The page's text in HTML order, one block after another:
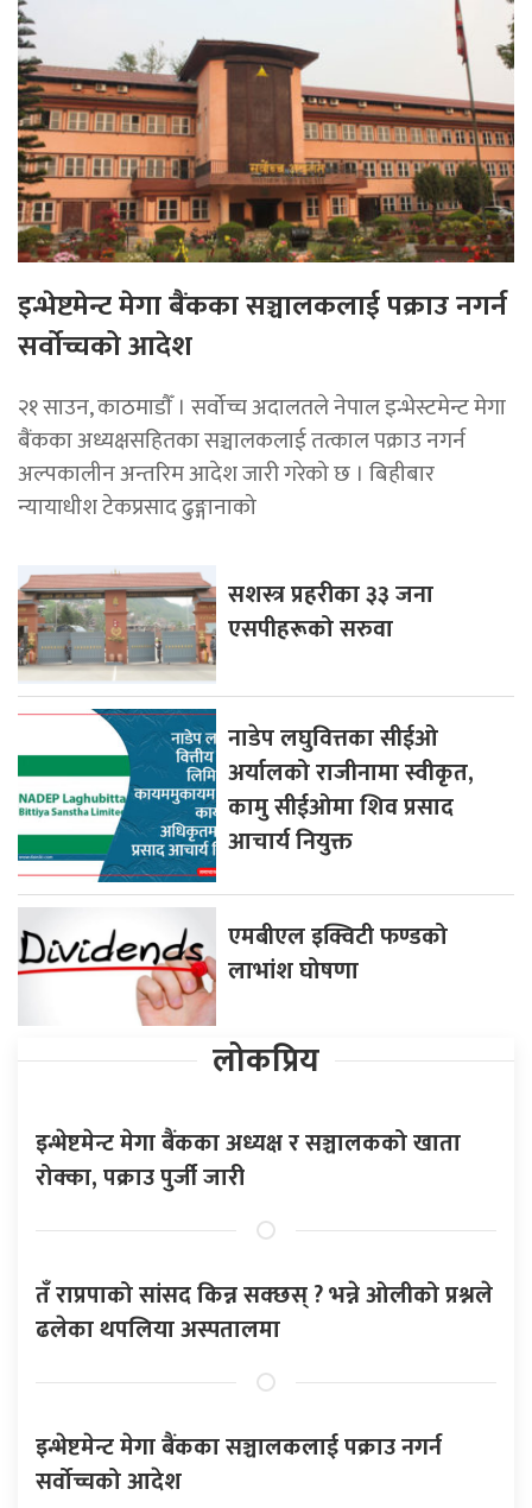
इन्भेष्टमेन्ट मेगा बैंकका सञ्चालकलाई पक्राउ नगर्न
सर्वोच्चको आदेश
२१ साउन, काठमाडाैँ । सर्वोच्च अदालतले नेपाल इन्भेस्टमेन्ट मेगा
बैंकका अध्यक्षसहितका सञ्चालकलाई तत्काल पक्राउ नगर्न
अल्पकालीन अन्तरिम आदेश जारी गरेको छ । बिहीबार
न्यायाधीश टेकप्रसाद ढुङ्गानाको
सशस्त्र प्रहरीका ३३ जना
एसपीहरूको सरुवा
नाडेप लघुवित्तका सीईओ
अर्यालको राजीनामा स्वीकृत,
कामु सीईओमा शिव प्रसाद
आचार्य नियुक्त
एमबीएल इक्विटी फण्डको
लाभांश घोषणा
लोकप्रिय
इन्भेष्टमेन्ट मेगा बैंकका अध्यक्ष र सञ्चालकको खाता
रोक्का, पक्राउ पुर्जी जारी
तँ राप्रपाको सांसद किन्न सक्छस् ? भन्ने ओलीको प्रश्नले
ढलेका थपलिया अस्पतालमा
इन्भेष्टमेन्ट मेगा बैंकका सञ्चालकलाई पक्राउ नगर्न
सर्वोच्चको आदेश